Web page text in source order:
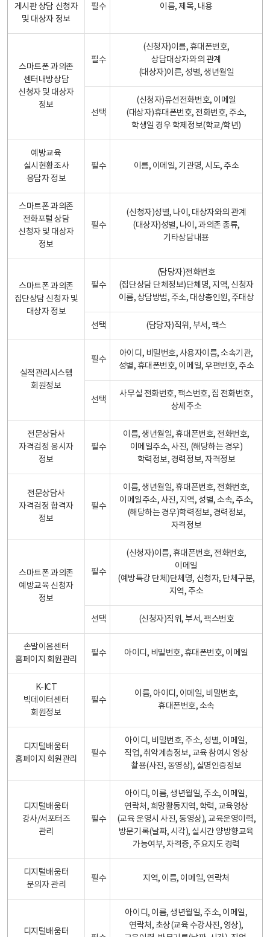
게시판 상담 신청자
및 대상자 정보
필수 이름, 제목, 내용
스마트폰 과의존
센터내방상담
신청자 및 대상자
정보
필수
(신청자)이름, 휴대폰번호,
상담대상자와의 관계
(대상자)이른, 성별, 생년월일
선택
(신청자)유선전화번호, 이메일
(대상자)휴대폰번호, 전화번호, 주소,
학생일 경우 학제정보(학교/학년)
예방교육
실시현황조사
응답자 정보
필수 이름, 이메일, 기관명, 시도, 주소
스마트폰 과의존
전화포털 상담
신청자 및 대상자
정보
필수
(신청자)성별, 나이, 대상자와의 관계
(대상자)성별, 나이, 과의존 종류,
기타상담내용
스마트폰 과의존
집단상담 신청자 및
대상자 정보
필수
(담당자)전화번호
(집단상담 단체정보)단체명, 지역, 신청자
이름, 상담방법, 주소, 대상총인원, 주대상
선택 (담당자)직위, 부서, 팩스
실적관리시스템
회원정보
필수
아이디, 비밀번호, 사용자이름, 소속기관,
성별, 휴대폰번호, 이메일, 우편번호, 주소
선택
사무실 전화번호, 팩스번호, 집 전화번호,
상세주소
전문상담사
자격검정 응시자
정보
필수
이름, 생년월일, 휴대폰번호, 전화번호,
이메일주소, 사진, (해당하는 경우)
학력정보, 경력정보, 자격정보
전문상담사
자격검정 합격자
정보
필수
이름, 생년월일, 휴대폰번호, 전화번호,
이메일주소, 사진, 지역, 성별, 소속, 주소,
(해당하는 경우)학력정보, 경력정보,
자격정보
스마트폰 과의존
예방교육 신청자
정보
필수
(신청자)이름, 휴대폰번호, 전화번호,
이메일
(예방특강 단체)단체명, 신청자, 단체구분,
지역, 주소
선택 (신청자)직위, 부서, 팩스번호
손말이음센터
홈페이지 회원관리
필수 아이디, 비밀번호, 휴대폰번호, 이메일
K-ICT
빅데이터센터
회원정보
필수
이름, 아이디, 이메일, 비밀번호,
휴대폰번호, 소속
디지털배움터
홈페이지 회원관리
필수
아이디, 비밀번호, 주소, 성별, 이메일,
직업, 취약계층정보, 교육 참여시 영상
촬용(사진, 동영상), 실명인증정보
디지털배움터
강사/서포터즈
관리
필수
아이디, 이름, 생년월일, 주소, 이메일,
연락처, 희망활동지역, 학력, 교육영상
(교육 운영시 사진, 동영상), 교육운영이력,
방문기록(날짜, 시각), 실시간 양방향교육
가능여부, 자격증, 주요지도 경력
디지털배움터
문의자 관리
필수 지역, 이름, 이메일, 연락처
디지털배움터
아이디, 이름, 생년월일, 주소, 이메일,
연락처, 초상(교육 수강사진, 영상),